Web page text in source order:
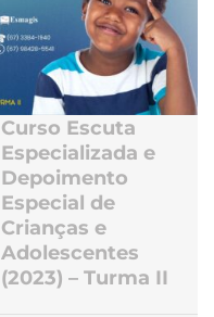
Curso Escuta
Especializada e
Depoimento
Especial de
Crianças e
Adolescentes
(2023) – Turma II